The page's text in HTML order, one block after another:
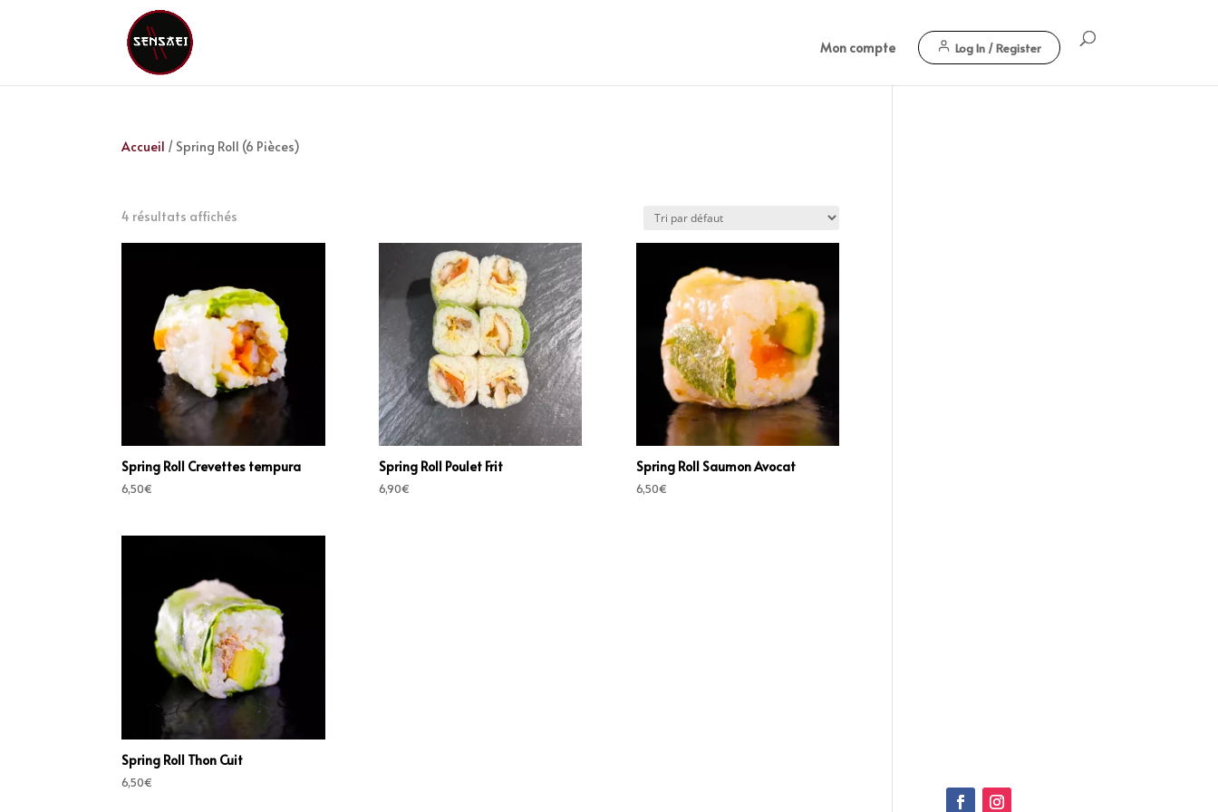
Mon compte Log In / Register
Accueil / Spring Roll (6 Pièces)
4 résultats affichés
Spring Roll Crevettes tempura
6,50€
Spring Roll Poulet Frit
6,90€
Spring Roll Saumon Avocat
6,50€
Spring Roll Thon Cuit
6,50€